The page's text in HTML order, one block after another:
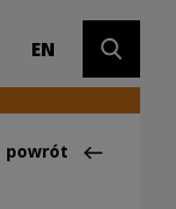
kontrast
ENCHANGE
Powrót
powrót